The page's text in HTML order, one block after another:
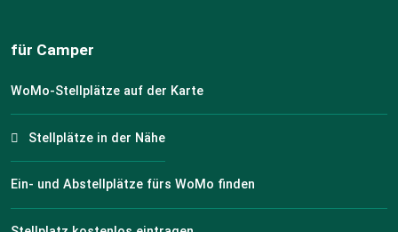
für Camper
WoMo-Stellplätze auf der Karte
Stellplätze in der Nähe
Ein- und Abstellplätze fürs WoMo finden